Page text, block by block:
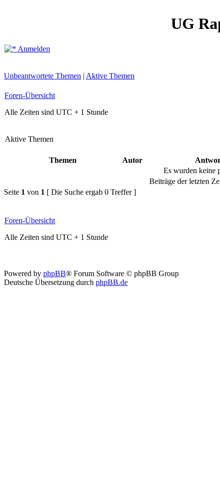
UG
Anmelden
Unbeantwortete Themen | Aktive Themen
Foren-Übersicht
Alle Zeiten sind UTC + 1 Stunde
Aktive Themen
Themen Autor
Es wurden keine
Beiträge der letzten
Seite 1 von 1 [ Die Suche ergab 0 Treffer ]
Foren-Übersicht
Alle Zeiten sind UTC + 1 Stunde
Powered by phpBB® Forum Software © phpBB Group
Deutsche Übersetzung durch phpBB.de